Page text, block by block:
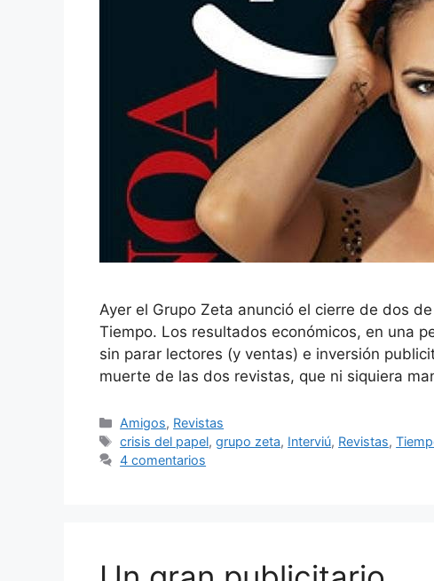
Ayer el Grupo Zeta anunció el cierre de dos
Tiempo. Los resultados económicos, en una
sin parar lectores (y ventas) e inversión
muerte de las dos revistas, que ni siquiera
Categorías
Amigos, Revistas
Etiquetas
crisis del papel,grupo zeta, Interviú, Revistas,
4 comentarios